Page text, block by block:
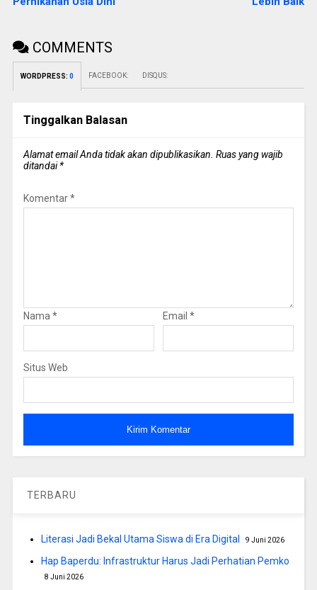
COMMENTS
WORDPRESS: 0 FACEBOOK: DISQUS:
Tinggalkan Balasan
Alamat email Anda tidak akan dipublikasikan. Ruas yang wajib
ditandai*
Komentar*
Nama * Email *
Situs Web
TERBARU
Literasi Jadi Bekal Utama Siswa di Era Digital 9 Juni 2026
Hap Baperdu: Infrastruktur Harus Jadi Perhatian Pemko
8 Juni 2026